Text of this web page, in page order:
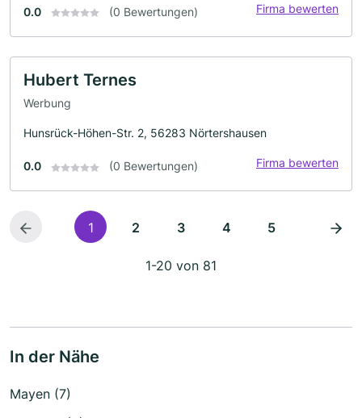
0.0 (0 Bewertungen) Firma bewerten
Hubert Ternes
Werbung
Hunsrück-Höhen-Str. 2, 56283 Nörtershausen
0.0 (0 Bewertungen) Firma bewerten
1 2 3 4 5
1-20 von 81
In der Nähe
Mayen (7)